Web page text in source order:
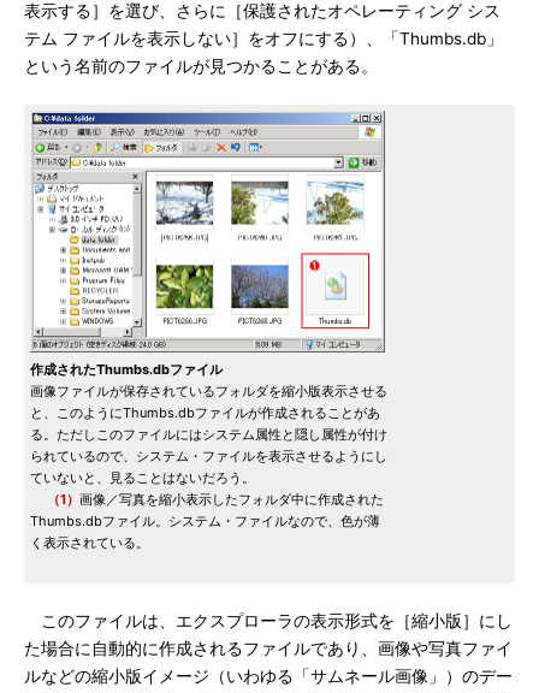
表示する］を選び、さらに［保護されたオペレーティング シス
テム ファイルを表示しない］をオフにする）、「Thumbs.db」
という名前のファイルが見つかることがある。
作成されたThumbs.dbファイル
画像ファイルが保存されているフォルダを縮小版表示させる
と、このようにThumbs.dbファイルが作成されることがあ
る。ただしこのファイルにはシステム属性と隠し属性が付け
られているので、システム・ファイルを表示させるようにし
ていないと、見ることはないだろう。
（1） 画像／写真を縮小表示したフォルダ中に作成された
Thumbs.dbファイル。システム・ファイルなので、色が薄
く表示されている。
このファイルは、エクスプローラの表示形式を［縮小版］にし
た場合に自動的に作成されるファイルであり、画像や写真ファイ
ルなどの縮小版イメージ（いわゆる「サムネール画像」）のデー